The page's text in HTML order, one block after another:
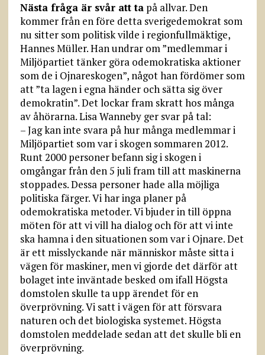
Nästa fråga är svår att tapå allvar. Den
kommer från en före detta sverigedemokrat som
nu sitter som politisk vilde i regionfullmäktige,
Hannes Müller. Han undrar om ”medlemmar i
Miljöpartiet tänker göra odemokratiska aktioner
som de i Ojnareskogen”, något han fördömer som
att ”ta lagen i egna händer och sätta sig över
demokratin”. Det lockar fram skratt hos många
av åhörarna. Lisa Wanneby ger svar på tal:
– Jag kan inte svara på hur många medlemmar i
Miljöpartiet som var i skogen sommaren 2012.
Runt 2000 personer befann sig i skogen i
omgångar från den 5 juli fram till att maskinerna
stoppades. Dessa personer hade alla möjliga
politiska färger. Vi har inga planer på
odemokratiska metoder. Vi bjuder in till öppna
möten för att vi vill ha dialog och för att vi inte
ska hamna i den situationen som var i Ojnare. Det
är ett misslyckande när människor måste sitta i
vägen för maskiner, men vi gjorde det därför att
bolaget inte inväntade besked om ifall Högsta
domstolen skulle ta upp ärendet för en
överprövning. Vi satt i vägen för att försvara
naturen och det biologiska systemet. Högsta
domstolen meddelade sedan att det skulle bli en
överprövning.